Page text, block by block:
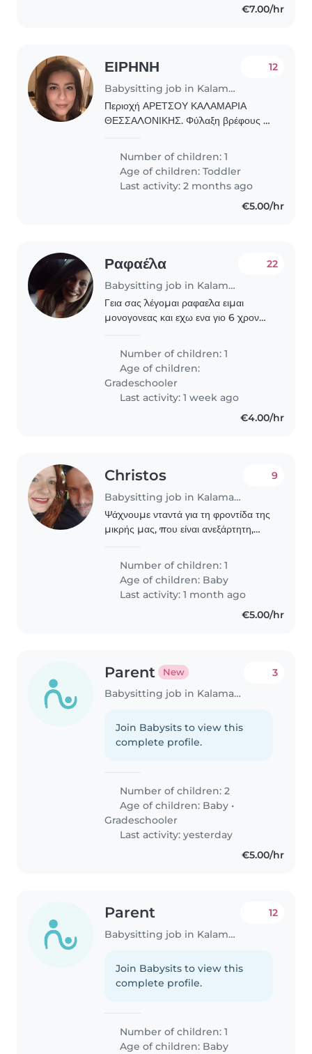
€7.00/hr
ΕΙΡΗΝΗ
Babysitting job in Kalamaria
12
Περιοχή ΑΡΕΤΣΟΥ ΚΑΛΑΜΑΡΙΑ
ΘΕΣΣΑΛΟΝΙΚΗΣ. Φύλαξη βρέφους 2
2026. Εναλλακτικά πρωινά 9-2 και
απογευματινά 4-9.
Number of children: 1
Age of children:Toddler
Last activity: 2 months ago
€5.00/hr
Ραφαέλα
Babysitting job in Kalamaria
22
Γεια σας λέγομαι ραφαελα ειμαι
μονογονεας και εχω ενα γιο 6 χρονων
η δουλεια μου ειναι περιπλοκη με τα
ωραρια θα ηθελα να υπαρχει καλη
συνεννόηση..
Number of children: 1
Age of children:
Gradeschooler
Last activity: 1 week ago
€4.00/hr
Christos
Babysitting job in Kalamaria
9
Ψάχνουμε νταντά για τη φροντίδα της
μικρής μας, που είναι ανεξάρτητη,
απασχόληση, θα χαρούμε να σε
γνωρίσουμε. Φιλικό και..
Number of children: 1
Age of children: Baby
Last activity: 1 month ago
€5.00/hr
Parent New
Babysitting job in Kalamaria
3
Join Babysits to view this
complete profile.
Number of children: 2
Age of children: Baby •
Gradeschooler
Last activity: yesterday
€5.00/hr
Parent
Babysitting job in Kalamaria
12
Join Babysits to view this
complete profile.
Number of children: 1
Age of children: Baby